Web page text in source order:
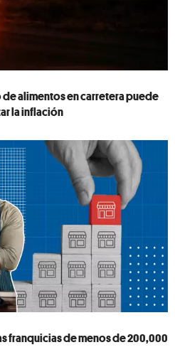
alimentos en carretera puede
la inflación
franquicias de menos de 200,000